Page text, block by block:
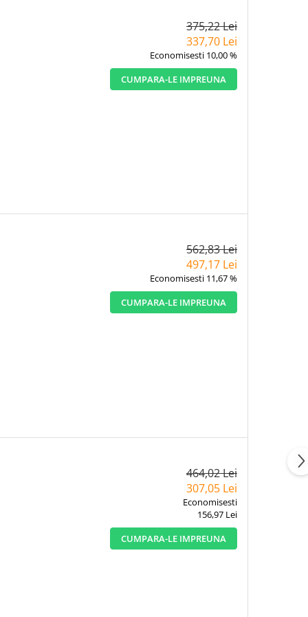
375,22 Lei
337,70 Lei
Economisesti 10,00 %
CUMPARA-LE IMPREUNA
562,83 Lei
497,17 Lei
Economisesti 11,67 %
CUMPARA-LE IMPREUNA
464,02 Lei
307,05 Lei
Economisesti
156,97 Lei
CUMPARA-LE IMPREUNA